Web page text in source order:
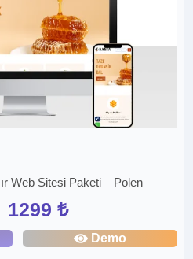
Web Sitesi Paketi – Polen
1299 ₺
Demo